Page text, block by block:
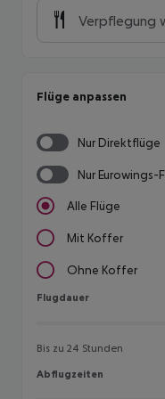
Verpflegung
Flüge anpassen
Nur Direktflüge
Nur Eurowings-
Alle Flüge
Mit Koffer
Ohne Koffer
Flugdauer
Flugdauer
Bis zu 24 Stunden
Abflugzeiten
Abflugzeiten